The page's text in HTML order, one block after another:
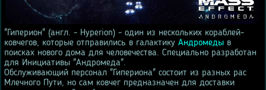
"Гиперион" (англ. - Hyperion) - один из нескольких кораблей-
ковчегов, которые отправились в галактику Андромеды в
поисках нового дома для человечества. Специально разработан
для Инициативы "Андромеда".
Обслуживающий персонал "Гипериона" состоит из разных рас
Млечного Пути, но сам ковчег предназначен для доставки